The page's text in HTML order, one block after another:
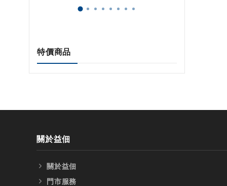
特價商品
關於益佃
關於益佃
門市服務